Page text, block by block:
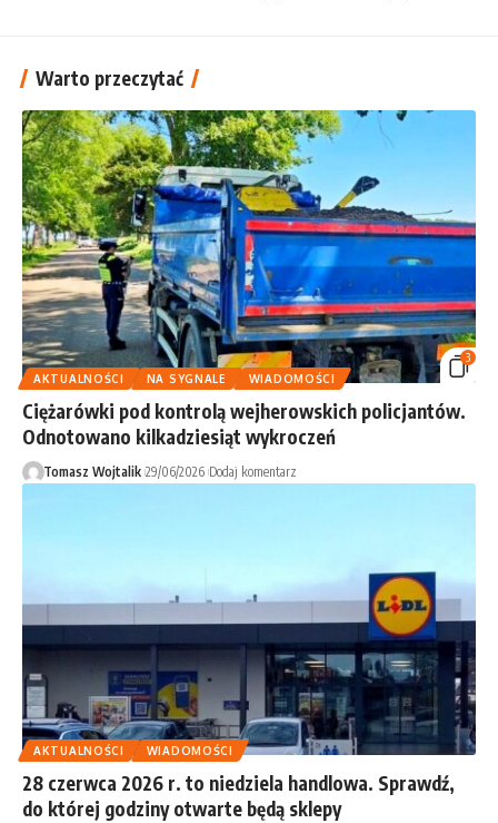
Warto przeczytać
3
AKTUALNOŚCI
NA SYGNALE WIADOMOŚCI
Ciężarówki pod kontrolą wejherowskich policjantów.
Odnotowano kilkadziesiąt wykroczeń
Tomasz Wojtalik 29/06/2026 Dodaj komentarz
AKTUALNOŚCI WIADOMOŚCI
28 czerwca 2026 r. to niedziela handlowa. Sprawdź,
do której godziny otwarte będą sklepy